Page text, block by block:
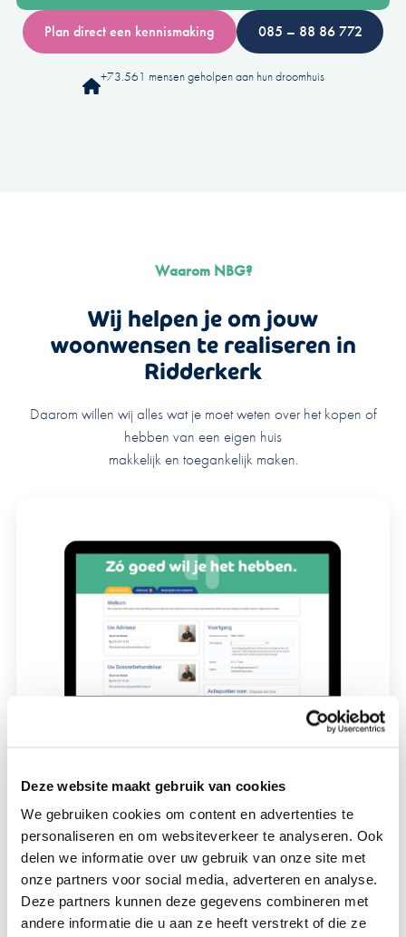
Deze website maakt gebruik van cookies
We gebruiken cookies om content en advertenties te
personaliseren en om websiteverkeer te analyseren. Ook
delen we informatie over uw gebruik van onze site met
onze partners voor social media, adverteren en analyse.
Deze partners kunnen deze gegevens combineren met
andere informatie die u aan ze heeft verstrekt of die ze
Plan direct een kennismaking 085 – 88 86 772
+73.561 mensen geholpen aan hun droomhuis
Waarom NBG?
Wij helpen je om jouw
woonwensen te realiseren in
Ridderkerk
Daarom willen wij alles wat je moet weten over het kopen of
hebben van een eigen huis
makkelijk en toegankelijk maken.
Snel en toegankelijk
Je herkent het vast wel: een drukke werkdag, thuis is het
ook druk, en dan ook nog een hypotheek regelen.
Waar vind je de tijd om alles uit te zoeken? Je wil snel
duidelijkheid, zonder eindeloos te zoeken of in lange
wachtrijen te belanden. We snappen dat je geen tijd